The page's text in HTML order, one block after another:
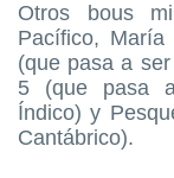
Otros bous
Pacífico,
(que pasa a
5 (que pasa
Índico) y
Cantábrico).